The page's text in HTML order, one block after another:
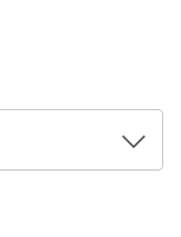
CLDF podem